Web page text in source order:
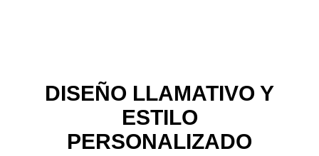
DISEÑO LLAMATIVO Y
ESTILO
PERSONALIZADO